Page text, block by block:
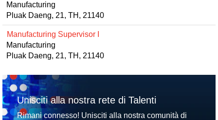
Manufacturing
Pluak Daeng, 21, TH, 21140
Manufacturing Supervisor I
Manufacturing
Pluak Daeng, 21, TH, 21140
Unisciti alla nostra rete di Talenti
Rimani connesso! Unisciti alla nostra comunità di